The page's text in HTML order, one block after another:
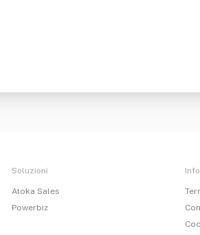
Soluzioni
Atoka Sales
Powerbiz